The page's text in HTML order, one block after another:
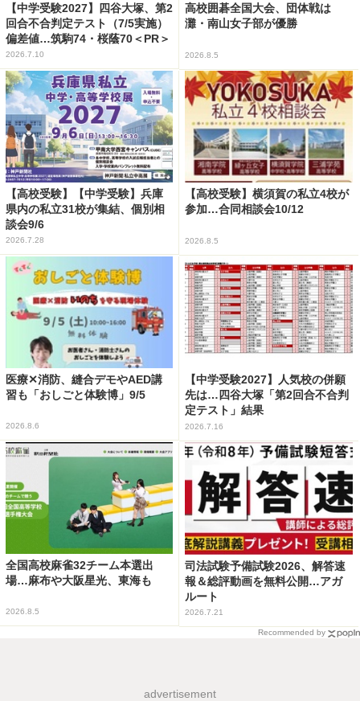
【中学受験2027】四谷大塚、第2
回合不合判定テスト（7/5実施）
偏差値…筑駒74・桜蔭70＜PR＞
2026.7.10
高校囲碁全国大会、団体戦は
灘・南山女子部が優勝
2026.8.5
【高校受験】【中学受験】兵庫
県内の私立31校が集結、個別相
談会9/6
2026.7.28
【高校受験】横須賀の私立4校が
参加…合同相談会10/12
2026.8.5
医療✕消防、縫合デモやAED講
習も「おしごと体験博」9/5
2026.8.6
【中学受験2027】人気校の併願
先は…四谷大塚「第2回合不合判
定テスト」結果
2026.7.16
全国高校麻雀32チーム本選出
場…麻布や大阪星光、東海も
2026.8.5
司法試験予備試験2026、解答速
報＆総評動画を無料公開…アガ
ルート
2026.7.21
Recommended by
advertisement